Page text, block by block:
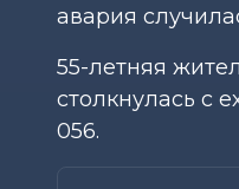
авария
55-летняя
столкнулась с
056.